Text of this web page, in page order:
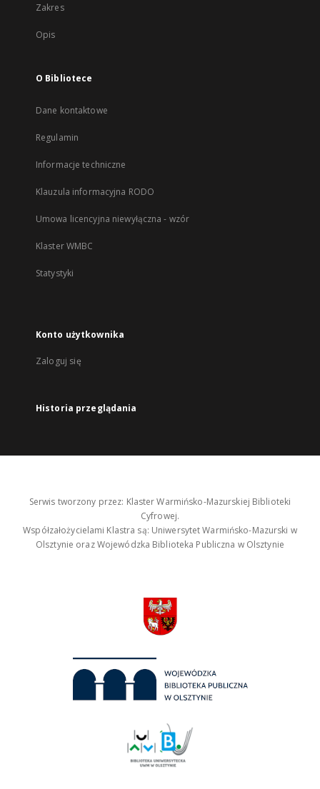
Zakres
Opis
O Bibliotece
Dane kontaktowe
Regulamin
Informacje techniczne
Klauzula informacyjna RODO
Umowa licencyjna niewyłączna - wzór
Klaster WMBC
Statystyki
Konto użytkownika
Zaloguj się
Historia przeglądania
Serwis tworzony przez: Klaster Warmińsko-Mazurskiej Biblioteki
Cyfrowej.
Współzałożycielami Klastra są: Uniwersytet Warmińsko-Mazurski w
Olsztynie oraz Wojewódzka Biblioteka Publiczna w Olsztynie